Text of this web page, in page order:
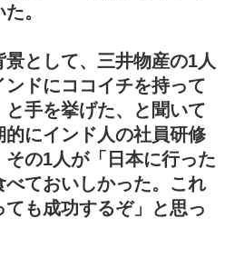
。
として、三井物産の1人
ドにココイチを持って
と手を挙げた、と聞いて
にインド人の社員研修
の1人が「日本に行った
べておいしかった。これ
も成功するぞ」と思っ